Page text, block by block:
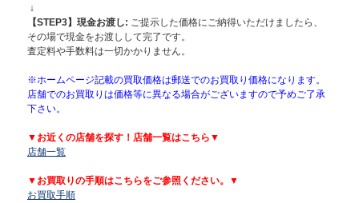
↓
【STEP3】現金お渡し: ご提示した価格にご納得いただけましたら、
その場で現金をお渡しして完了です。
査定料や手数料は一切かかりません。
※ホームページ記載の買取価格は郵送でのお買取り価格になります。
店舗でのお買取りは価格等に異なる場合がございますので予めご了承
下さい。
▼お近くの店舗を探す！店舗一覧はこちら▼
店舗一覧
▼お買取りの手順はこちらをご参照ください。▼
お買取手順